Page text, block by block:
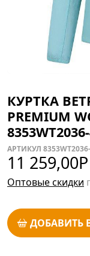
КУРТКА
PREMIUM
АРТИКУЛ
11 259,00Р
Оптовые скидки
ДОБАВИТЬ